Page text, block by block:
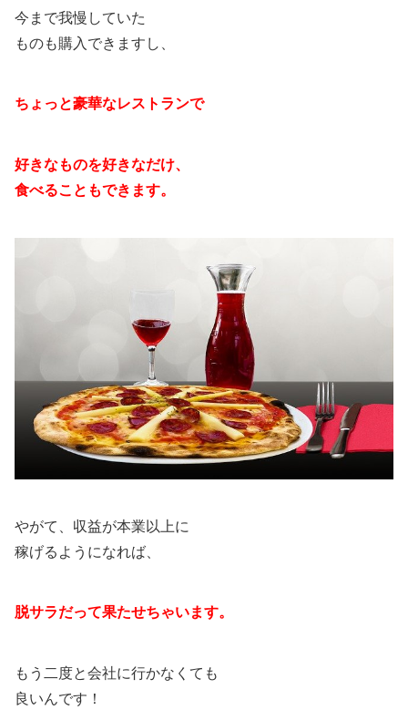
今まで我慢していた
ものも購入できますし、
ちょっと豪華なレストランで
好きなものを好きなだけ、
食べることもできます。
やがて、収益が本業以上に
稼げるようになれば、
脱サラだって果たせちゃいます。
もう二度と会社に行かなくても
良いんです！